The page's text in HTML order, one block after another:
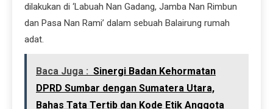
dilakukan di ‘Labuah Nan Gadang, Jamba Nan Rimbun
dan Pasa Nan Rami’ dalam sebuah Balairung rumah
adat.
Baca Juga : Sinergi Badan Kehormatan
DPRD Sumbar dengan Sumatera Utara,
Bahas Tata Tertib dan Kode Etik Anggota